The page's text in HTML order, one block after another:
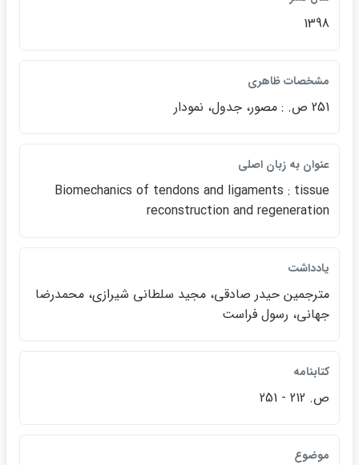
1398
مشخصات ظاهري
251 ص. : مصور، جدول، نمودار
عنوان به زبان اصلي
Biomechanics of tendons and ligaments : tissue
reconstruction and regeneration
يادداشت
مترجمين حيدر صادقي، مجيد سلطاني شيرازي، محمدرضا
جهاني، رسول فراست
كتابنامه
ص. 212 - 251
موضوع